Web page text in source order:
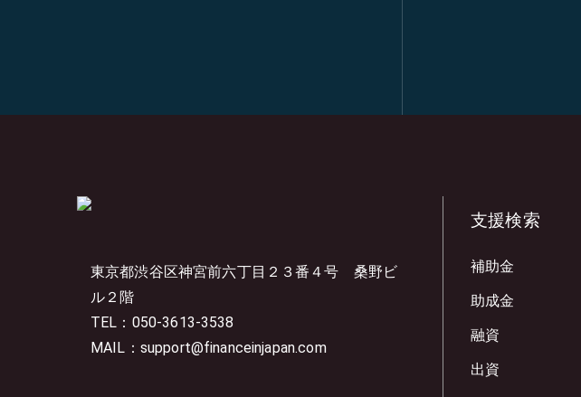
東京都渋谷区神宮前六丁目２３番４号 桑野ビ
ル２階
TEL：050-3613-3538
MAIL：support@financeinjapan.com
支援検索
補助金
助成金
融資
出資